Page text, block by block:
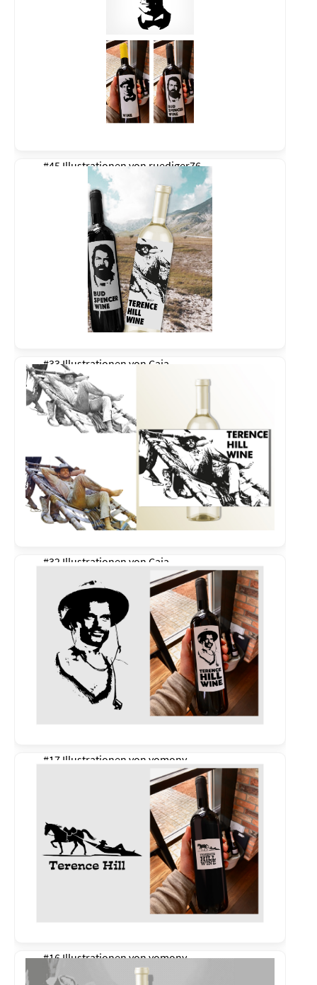
#45 Illustrationen von ruediger76
#33 Illustrationen von Caja
#32 Illustrationen von Caja
#17 Illustrationen von yomony
#16 Illustrationen vonyomony